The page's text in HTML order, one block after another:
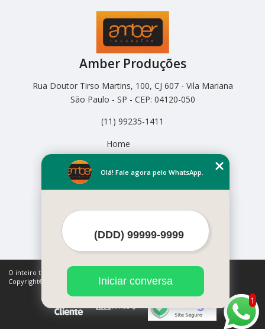
Amber Produções
Rua Doutor Tirso Martins, 100, CJ 607 - Vila Mariana
São Paulo - SP - CEP: 04120-050
(11) 99235-1411
Home
Empresa
Missão
Mapa do site
O inteiro teor deste site está sujeito à proteção de direitos autorais.
Copyright© Amber Produções (Lei 9610 de 19/02/1998)
1
Olá! Fale agora pelo WhatsApp.
Iniciar conversa